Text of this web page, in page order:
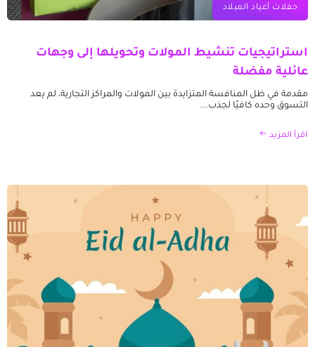
حفلات أعياد الميلاد
استراتيجيات تنشيط المولات وتحويلها إلى وجهات
عائلية مفضلة
مقدمة في ظل المنافسة المتزايدة بين المولات والمراكز التجارية، لم يعد
التسوق وحده كافيًا لجذب...
اقرأ المزيد